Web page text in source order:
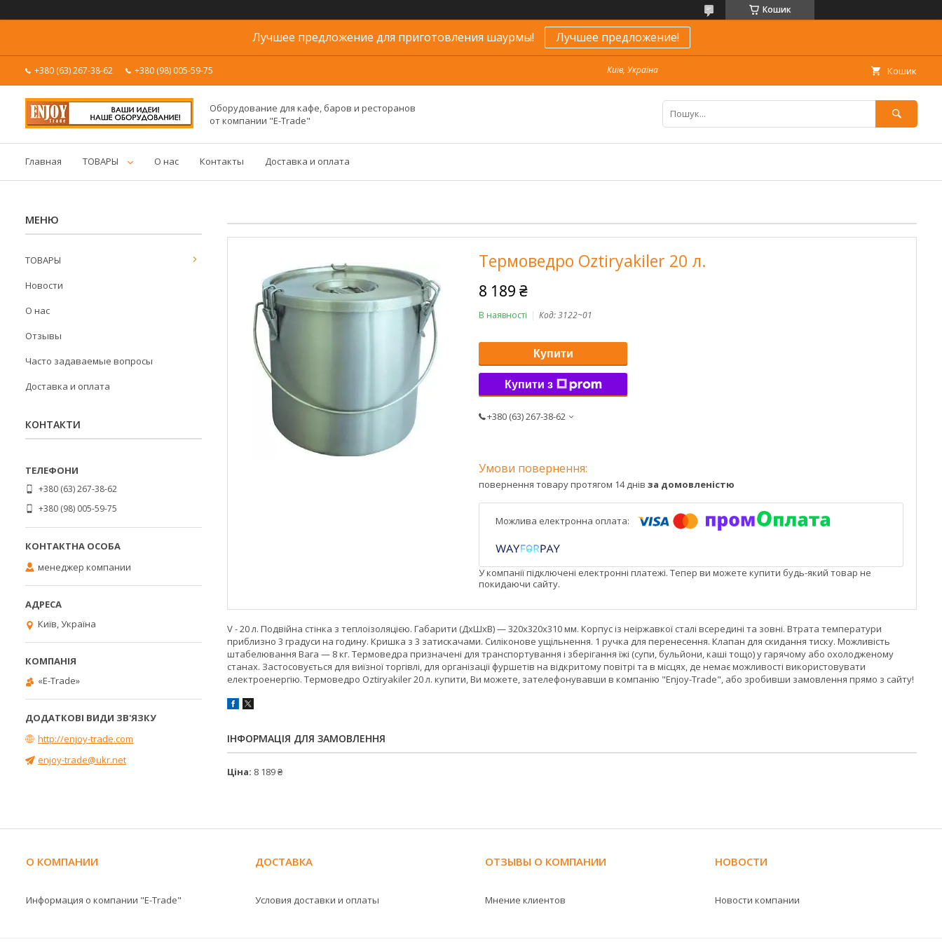
Кошик
Лучшее предложение для приготовления шаурмы! Лучшее предложение!
+380 (63) 267-38-62 +380 (98) 005-59-75 Київ, Україна Кошик
Оборудование для кафе, баров и ресторанов
от компании "E-Trade"
Главная ТОВАРЫ О нас Контакты Доставка и оплата
Термоведро Oztiryakiler 20 л.
8 189 ₴
В наявності Код:3122~01
Купити
Купити з
+380 (63) 267-38-62
повернення товару протягом 14 днів за домовленістю
У компанії підключені електронні платежі. Тепер ви можете купити будь-який товар не
покидаючи сайту.
V - 20 л. Подвійна стінка з теплоізоляцією. Габарити (ДхШхВ) — 320х320х310 мм. Корпус із неіржавкої сталі всередині та зовні. Втрата температури
приблизно 3 градуси на годину. Кришка з 3 затискачами. Силіконове ущільнення. 1 ручка для перенесення. Клапан для скидання тиску. Можливість
штабелювання Вага — 8 кг. Термоведра призначені для транспортування і зберігання їжі (супи, бульйони, каші тощо) у гарячому або охолодженому
станах. Застосовується для виїзної торгівлі, для організації фуршетів на відкритому повітрі та в місцях, де немає можливості використовувати
електроенергію. Термоведро Oztiryakiler 20 л. купити, Ви можете, зателефонувавши в компанію "Enjoy-Trade", або зробивши замовлення прямо з сайту!
ІНФОРМАЦІЯ ДЛЯ ЗАМОВЛЕННЯ
Ціна: 8 189 ₴
ТОВАРЫ
Новости
О нас
Отзывы
Часто задаваемые вопросы
Доставка и оплата
КОНТАКТИ
+380 (63) 267-38-62
+380 (98) 005-59-75
менеджер компании
Київ, Україна
«E-Trade»
http://enjoy-trade.com
enjoy-trade@ukr.net
О КОМПАНИИ
Информация о компании "E-Trade"
ДОСТАВКА
Условия доставки и оплаты
ОТЗЫВЫ О КОМПАНИИ
Мнение клиентов
НОВОСТИ
Новости компании